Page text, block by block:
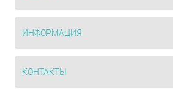
ИНФОРМАЦИЯ
КОНТАКТЫ